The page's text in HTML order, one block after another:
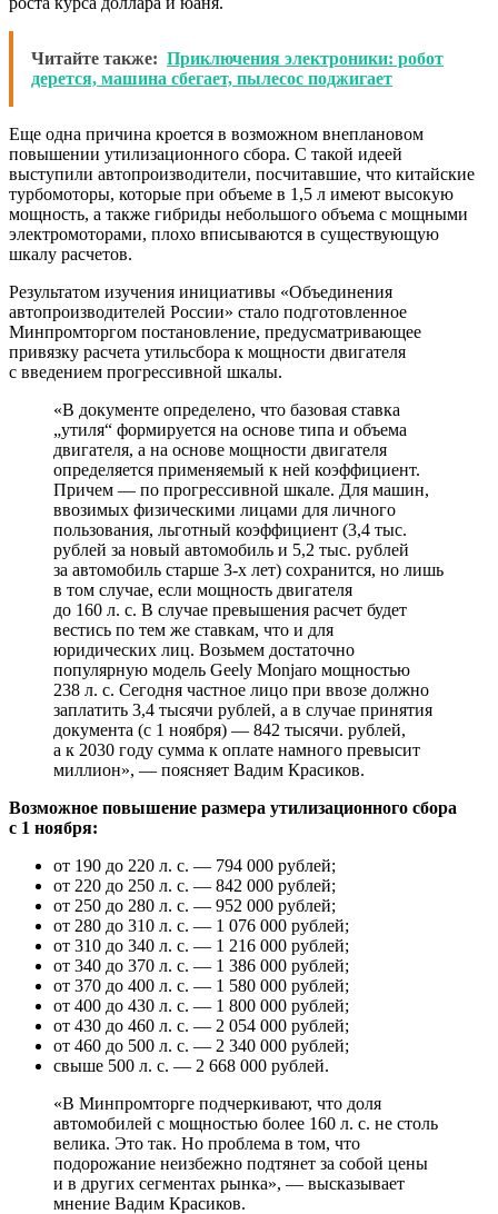
Читайте также: Приключения электроники: робот
дерется, машина сбегает, пылесос поджигает
Еще одна причина кроется в возможном внеплановом
повышении утилизационного сбора. С такой идеей
выступили автопроизводители, посчитавшие, что китайские
турбомоторы, которые при объеме в 1,5 л имеют высокую
мощность, а также гибриды небольшого объема с мощными
электромоторами, плохо вписываются в существующую
шкалу расчетов.
Результатом изучения инициативы «Объединения
автопроизводителей России» стало подготовленное
Минпромторгом постановление, предусматривающее
привязку расчета утильсбора к мощности двигателя
с введением прогрессивной шкалы.
«В документе определено, что базовая ставка
„утиля“ формируется на основе типа и объема
двигателя, а на основе мощности двигателя
определяется применяемый к ней коэффициент.
Причем — по прогрессивной шкале. Для машин,
ввозимых физическими лицами для личного
пользования, льготный коэффициент (3,4 тыс.
рублей за новый автомобиль и 5,2 тыс. рублей
за автомобиль старше 3-х лет) сохранится, но лишь
в том случае, если мощность двигателя
до 160 л. с. В случае превышения расчет будет
вестись по тем же ставкам, что и для
юридических лиц. Возьмем достаточно
популярную модель Geely Monjaro мощностью
238 л. с. Сегодня частное лицо при ввозе должно
заплатить 3,4 тысячи рублей, а в случае принятия
документа (с 1 ноября) — 842 тысячи. рублей,
а к 2030 году сумма к оплате намного превысит
миллион», — поясняет Вадим Красиков.
Возможное повышение размера утилизационного сбора
с 1 ноября:
от 190 до 220 л. с. — 794 000 рублей;
от 220 до 250 л. с. — 842 000 рублей;
от 250 до 280 л. с. — 952 000 рублей;
от 280 до 310 л. с. — 1 076 000 рублей;
от 310 до 340 л. с. — 1 216 000 рублей;
от 340 до 370 л. с. — 1 386 000 рублей;
от 370 до 400 л. с. — 1 580 000 рублей;
от 400 до 430 л. с. — 1 800 000 рублей;
от 430 до 460 л. с. — 2 054 000 рублей;
от 460 до 500 л. с. — 2 340 000 рублей;
свыше 500 л. с. — 2 668 000 рублей.
«В Минпромторге подчеркивают, что доля
автомобилей с мощностью более 160 л. с. не столь
велика. Это так. Но проблема в том, что
подорожание неизбежно подтянет за собой цены
и в других сегментах рынка», — высказывает
мнение Вадим Красиков.